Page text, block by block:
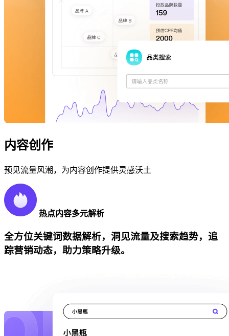
内容创作
预见流量风潮，为内容创作提供灵感沃土
热点内容多元解析
全方位关键词数据解析，洞见流量及搜索趋势，追
踪营销动态，助力策略升级。